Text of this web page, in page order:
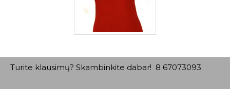
Turite klausimų? Skambinkite dabar! 8 67073093